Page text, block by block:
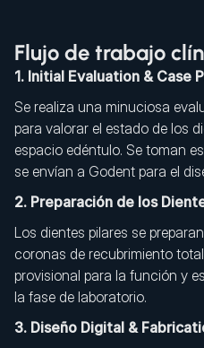
Flujo de trabajo
1. Initial Evaluation & Case
Se realiza una minuciosa
para valorar el estado de los
espacio edéntulo. Se toman
se envían a Godent para el
2. Preparación de los
Los dientes pilares se
coronas de recubrimiento
provisional para la función y
la fase de laboratorio.
3. Diseño Digital &